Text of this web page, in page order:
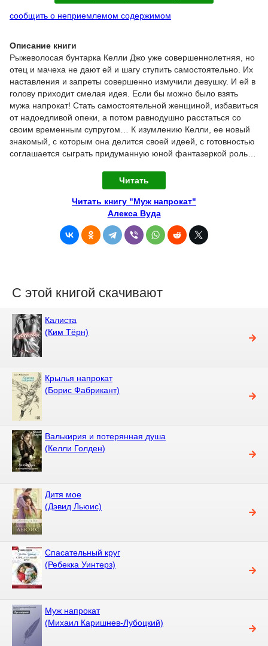
сообщить о неприемлемом содержимом
Описание книги
Рыжеволосая бунтарка Келли Джо уже совершеннолетняя, но
отец и мачеха не дают ей и шагу ступить самостоятельно. Их
наставления и запреты совершенно измучили девушку. И ей в
голову приходит смелая идея. Если бы можно было взять
мужа напрокат! Стать самостоятельной женщиной, избавиться
от надоедливой опеки, а потом равнодушно расстаться со
своим временным супругом… К изумлению Келли, ее новый
знакомый, с которым она делится своей идеей, с готовностью
соглашается сыграть придуманную юной фантазеркой роль…
Читать
Читать книгу "Муж напрокат"
Алекса Вуда
С этой книгой скачивают
Калиста
(Ким Тёрн)
Крылья напрокат
(Борис Фабрикант)
Валькирия и потерянная душа
(Келли Голден)
Дитя мое
(Дэвид Льюис)
Спасательный круг
(Ребекка Уинтерз)
Муж напрокат
(Михаил Каришнев-Лубоцкий)